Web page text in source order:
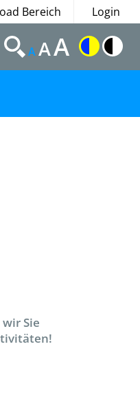
Bereich Login
AAA
Sie